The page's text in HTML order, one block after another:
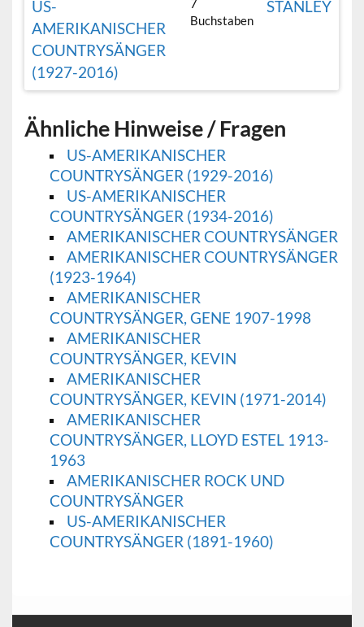
US-
AMERIKANISCHER
COUNTRYSÄNGER
(1927-2016)
7
Buchstaben
STANLEY
Ähnliche Hinweise / Fragen
US-AMERIKANISCHER
COUNTRYSÄNGER (1929-2016)
US-AMERIKANISCHER
COUNTRYSÄNGER (1934-2016)
AMERIKANISCHER COUNTRYSÄNGER
AMERIKANISCHER COUNTRYSÄNGER
(1923-1964)
AMERIKANISCHER
COUNTRYSÄNGER, GENE 1907-1998
AMERIKANISCHER
COUNTRYSÄNGER, KEVIN
AMERIKANISCHER
COUNTRYSÄNGER, KEVIN (1971-2014)
AMERIKANISCHER
COUNTRYSÄNGER, LLOYD ESTEL 1913-
1963
AMERIKANISCHER ROCK UND
COUNTRYSÄNGER
US-AMERIKANISCHER
COUNTRYSÄNGER (1891-1960)